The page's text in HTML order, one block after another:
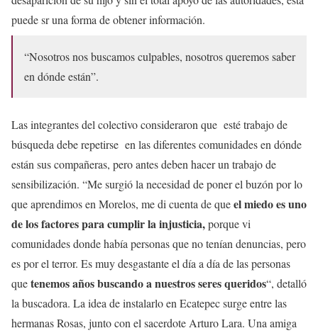
puede sr una forma de obtener información.
“Nosotros nos buscamos culpables, nosotros queremos saber
en dónde están”.
Las integrantes del colectivo consideraron que esté trabajo de
búsqueda debe repetirse en las diferentes comunidades en dónde
están sus compañeras, pero antes deben hacer un trabajo de
sensibilización. “Me surgió la necesidad de poner el buzón por lo
que aprendimos en Morelos, me di cuenta de queel miedo es uno
de los factores para cumplir la injusticia,porque vi
comunidades donde había personas que no tenían denuncias, pero
es por el terror. Es muy desgastante el día a día de las personas
quetenemos años buscando a nuestros seres queridos“, detalló
la buscadora. La idea de instalarlo en Ecatepec surge entre las
hermanas Rosas, junto con el sacerdote Arturo Lara. Una amiga